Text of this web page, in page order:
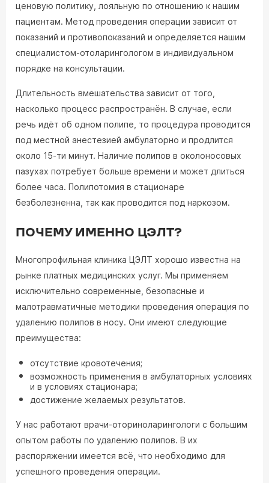
ценовую политику, лояльную по отношению к нашим
пациентам. Метод проведения операции зависит от
показаний и противопоказаний и определяется нашим
специалистом-отоларингологом в индивидуальном
порядке на консультации.
Длительность вмешательства зависит от того,
насколько процесс распространён. В случае, если
речь идёт об одном полипе, то процедура проводится
под местной анестезией амбулаторно и продлится
около 15-ти минут. Наличие полипов в околоносовых
пазухах потребует больше времени и может длиться
более часа. Полипотомия в стационаре
безболезненна, так как проводится под наркозом.
ПОЧЕМУ ИМЕННО ЦЭЛТ?
Многопрофильная клиника ЦЭЛТ хорошо известна на
рынке платных медицинских услуг. Мы применяем
исключительно современные, безопасные и
малотравматичные методики проведения операция по
удалению полипов в носу. Они имеют следующие
преимущества:
отсутствие кровотечения;
возможность применения в амбулаторных условиях
и в условиях стационара;
достижение желаемых результатов.
У нас работают врачи-оториноларингологи с большим
опытом работы по удалению полипов. В их
распоряжении имеется всё, что необходимо для
успешного проведения операции.